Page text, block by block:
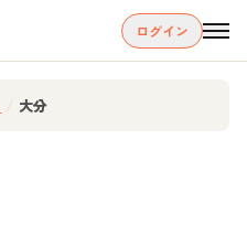
ログイン
大分